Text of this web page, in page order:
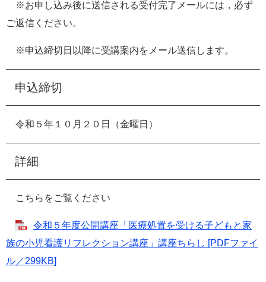
※お申し込み後に送信される受付完了メールには，必ず
ご返信ください。
※申込締切日以降に受講案内をメール送信します。
申込締切
令和５年１０月２０日（金曜日）
詳細
こちらをご覧ください
令和５年度公開講座「医療処置を受ける子どもと家
族の小児看護リフレクション講座」講座ちらし [PDFファイ
ル／299KB]